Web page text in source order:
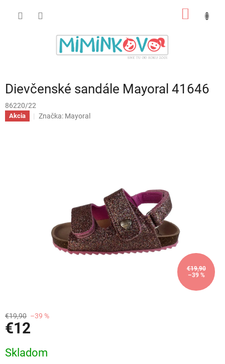
Dievčenské sandále Mayoral 41646
86220/22
Akcia Značka: Mayoral
€19,90
–39 %
€19,90 –39 %
€12
cena:
Skladom